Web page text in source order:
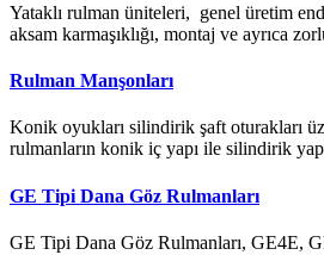
Yataklı rulman üniteleri, genel üretim
aksam karmaşıklığı, montaj ve ayrıca
Rulman Manşonları
Konik oyukları silindirik şaft oturakları
rulmanların konik iç yapı ile silindirik
GE Tipi Dana Göz Rulmanları
GE Tipi Dana Göz Rulmanları, GE4E,